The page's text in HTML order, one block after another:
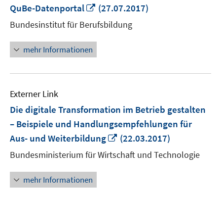
QuBe-Datenportal
In
neuem
Fenster
öffnen
(27.07.2017)
Bundesinstitut für Berufsbildung
mehr Informationen
Externer Link
Die digitale Transformation im Betrieb gestalten
– Beispiele und Handlungsempfehlungen für
Aus- und Weiterbildung
In
neuem
Fenster
(22.03.2017)
Bundesministerium für Wirtschaft und Technologie
mehr Informationen